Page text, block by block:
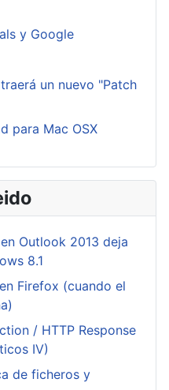
y Google
un nuevo "Patch
para Mac OSX
Outlook 2013 deja
8.1
Firefox (cuando el
/ HTTP Response
IV)
de ficheros y